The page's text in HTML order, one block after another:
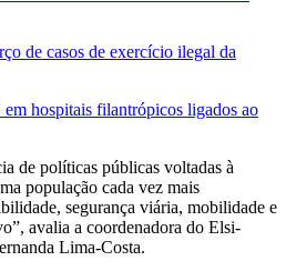
de casos de exercício ilegal da
hospitais filantrópicos ligados ao
de políticas públicas voltadas à
população cada vez mais
segurança viária, mobilidade e
avalia a coordenadora do Elsi-
Lima-Costa.